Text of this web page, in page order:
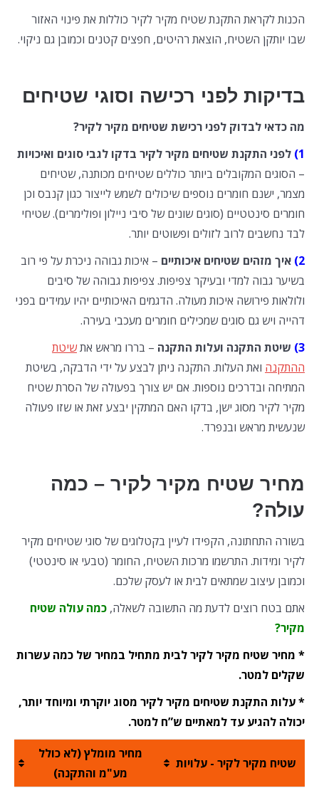
הכנות לקראת התקנת שטיח מקיר לקיר כוללות את פינוי האזור
שבו יותקן השטיח, הוצאת רהיטים, חפצים קטנים וכמובן גם ניקוי.
בדיקות לפני רכישה וסוגי שטיחים
מה כדאי לבדוק לפני רכישת שטיחים מקיר לקיר?
1) לפני התקנת שטיחים מקיר לקיר בדקו לגבי סוגים ואיכויות
– הסוגים המקובלים ביותר כוללים שטיחים מכותנה, שטיחים
מצמר, ישנם חומרים נוספים שיכולים לשמש לייצור כגון קנבס וכן
חומרים סינטטיים (סוגים שונים של סיבי ניילון ופולימרים). שטיחי
לבד נחשבים לרוב לזולים ופשוטים יותר.
2) איך מזהים שטיחים איכותיים – איכות גבוהה ניכרת על פי רוב
בשיער גבוה למדי ובעיקר צפיפות. צפיפות גבוהה של סיבים
ולולאות פירושה איכות מעולה. הדגמים האיכותיים יהיו עמידים בפני
דהייה ויש גם סוגים שמכילים חומרים מעכבי בעירה.
3) שיטת התקנה ועלות התקנה – בררו מראש אתשיטת
ההתקנה ואת העלות. התקנה ניתן לבצע על ידי הדבקה, בשיטת
המתיחה ובדרכים נוספות. אם יש צורך בפעולה של הסרת שטיח
מקיר לקיר מסוג ישן, בדקו האם המתקין יבצע זאת או שזו פעולה
שנעשית מראש ובנפרד.
מחיר שטיח מקיר לקיר – כמה
עולה?
בשורה התחתונה, הקפידו לעיין בקטלוגים של סוגי שטיחים מקיר
לקיר ומידות. התרשמו מרכות השטיח, החומר (טבעי או סינטטי)
וכמובן עיצוב שמתאים לבית או לעסק שלכם.
אתם בטח רוצים לדעת מה התשובה לשאלה, כמה עולה שטיח
מקיר?
* מחיר שטיח מקיר לקיר לבית מתחיל במחיר של כמה עשרות
שקלים למטר.
* עלות התקנת שטיחים מקיר לקיר מסוג יוקרתי ומיוחד יותר,
יכולה להגיע עד למאתיים ש”ח למטר.
שטיח מקיר לקיר - עלויות
מחיר מומלץ (לא כולל
מע"מ והתקנה)